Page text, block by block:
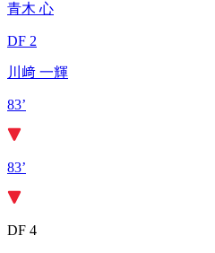
青木 心
DF 2
川﨑 一輝
83’
83’
DF 4